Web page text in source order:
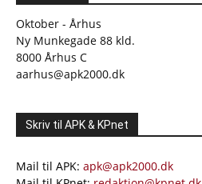
Oktober - Århus
Ny Munkegade 88 kld.
8000 Århus C
aarhus@apk2000.dk
Skriv til APK & KPnet
Mail til APK: apk@apk2000.dk